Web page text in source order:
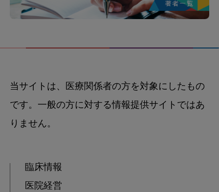
当サイトは、医療関係者の方を対象にしたもの
です。一般の方に対する情報提供サイトではあ
りません。
臨床情報
医院経営